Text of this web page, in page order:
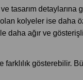
ve tasarım
kolyeler ise daha
daha ağır ve
farklılık